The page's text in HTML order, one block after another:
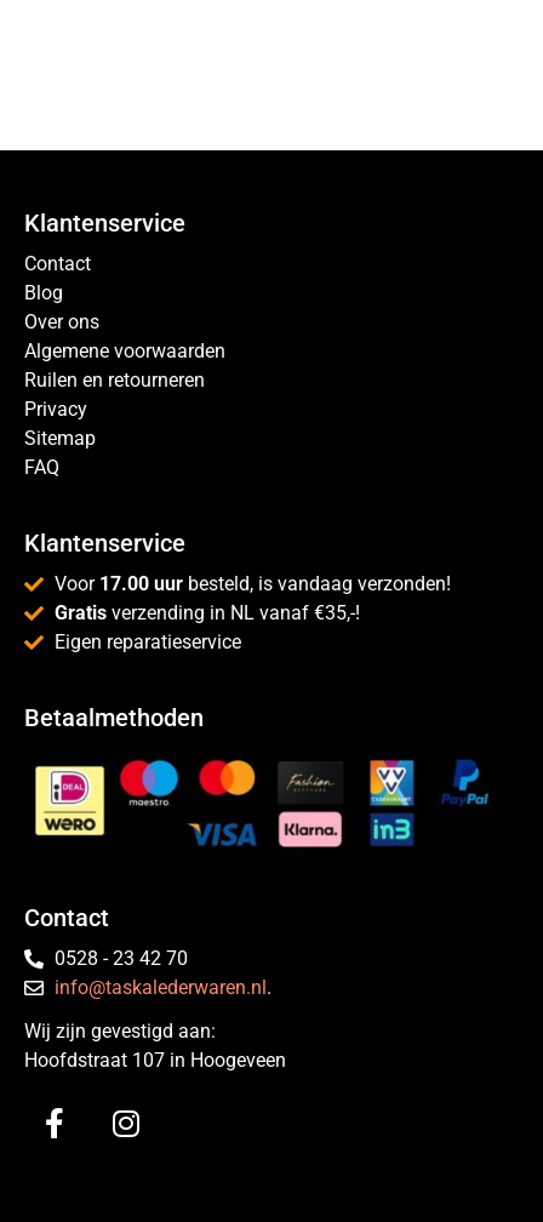
Klantenservice
Contact
Blog
Over ons
Algemene voorwaarden
Ruilen en retourneren
Privacy
Sitemap
FAQ
Klantenservice
Voor 17.00 uur besteld, is vandaag verzonden!
Gratis verzending in NL vanaf €35,-!
Eigen reparatieservice
Betaalmethoden
Contact
0528 - 23 42 70
info@taskalederwaren.nl.
Wij zijn gevestigd aan:
Hoofdstraat 107 in Hoogeveen